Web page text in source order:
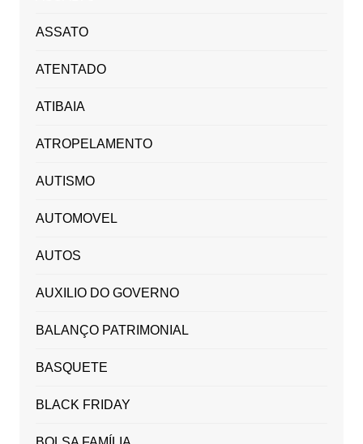
ASSATO
ATENTADO
ATIBAIA
ATROPELAMENTO
AUTISMO
AUTOMOVEL
AUTOS
AUXILIO DO GOVERNO
BALANÇO PATRIMONIAL
BASQUETE
BLACK FRIDAY